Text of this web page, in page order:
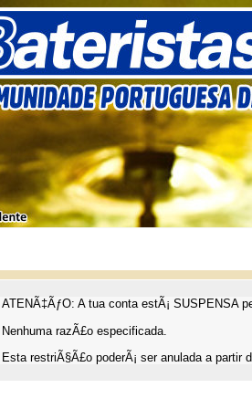
ATENÃ‡ÃƒO: A tua conta estÃ¡ SUSPENSA
Nenhuma razÃ£o especificada.
Esta restriÃ§Ã£o poderÃ¡ ser anulada a partir